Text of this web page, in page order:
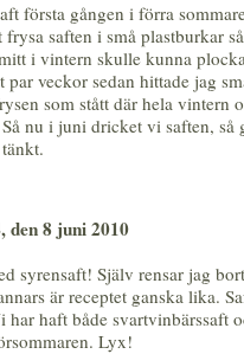
första gången i förra
frysa saften i små plastburkar
i vintern skulle kunna
par veckor sedan hittade jag
som stått där hela vintern
nu i juni dricket vi saften, så
den 8 juni 2010
syrensaft! Själv rensar jag
är receptet ganska lika.
har haft både svartvinbärssaft
Lyx!